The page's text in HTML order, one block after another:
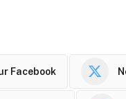
Facebook